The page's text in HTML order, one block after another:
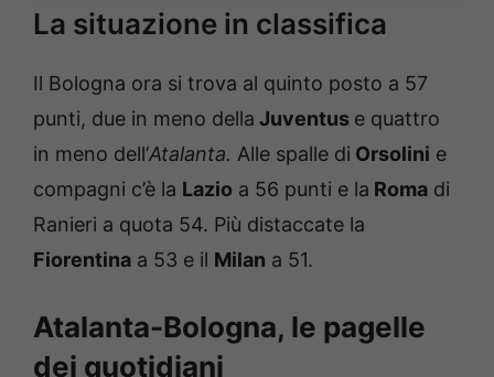
La situazione in classifica
Il Bologna ora si trova al quinto posto a 57
punti, due in meno della Juventus e quattro
in meno dell’Atalanta. Alle spalle di Orsolini e
compagni c’è la Lazio a 56 punti e la Roma di
Ranieri a quota 54. Più distaccate la
Fiorentina a 53 e il Milan a 51.
Atalanta-Bologna, le pagelle
dei quotidiani